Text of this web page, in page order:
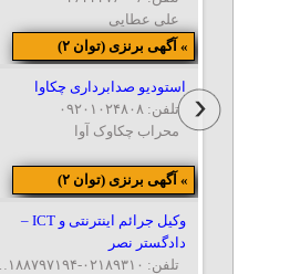
علی عطایی
» آگهی برنزی (توان ۲)
استودیو صدابرداری چکاوا
محراب چکاوک آوا
تلفن: ۰۹۲۰۱۰۲۴۸۰۸
» آگهی برنزی (توان ۲)
وکیل جرائم اینترنتی و ICT –
دادگستر نصر